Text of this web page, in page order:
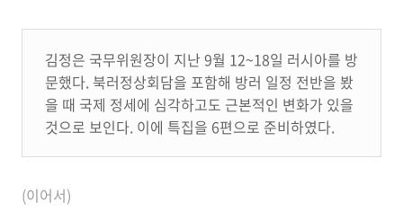
김정은 국무위원장이 지난 9월 12~18일 러시아를 방
문했다. 북러정상회담을 포함해 방러 일정 전반을 봤
을 때 국제 정세에 심각하고도 근본적인 변화가 있을
것으로 보인다. 이에 특집을 6편으로 준비하였다.
(이어서)